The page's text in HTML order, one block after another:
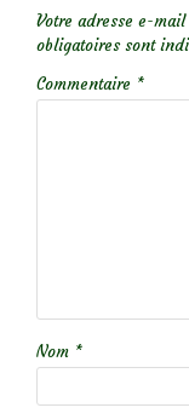
Votre adresse e-
obligatoires sont
Commentaire *
Nom *